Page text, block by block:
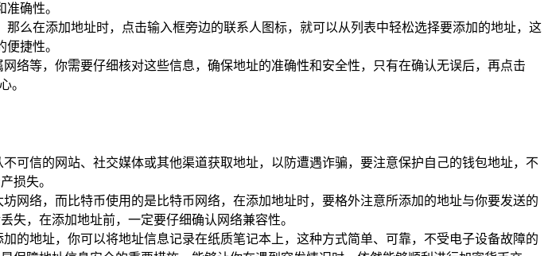
确性。
么在添加地址时，点击输入框旁边的联系人图标，就可以从列表中轻松选择要添加的地址，这
捷性。
络等，你需要仔细核对这些信息，确保地址的准确性和安全性，只有在确认无误后，再点击
。
可信的网站、社交媒体或其他渠道获取地址，以防遭遇诈骗，要注意保护自己的钱包地址，不
损失。
网络，而比特币使用的是比特币网络，在添加地址时，要格外注意所添加的地址与你要发送的
失，在添加地址前，一定要仔细确认网络兼容性。
的地址，你可以将地址信息记录在纸质笔记本上，这种方式简单、可靠，不受电子设备故障的